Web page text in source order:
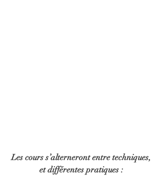
Les cours s’alterneront entre techniques,
et différentes pratiques :